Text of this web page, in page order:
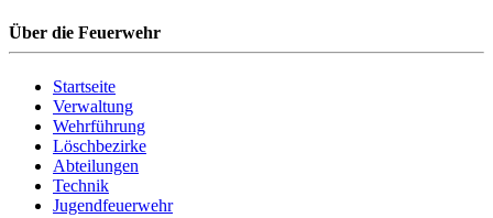
Über die Feuerwehr
Startseite
Verwaltung
Wehrführung
Löschbezirke
Abteilungen
Technik
Jugendfeuerwehr